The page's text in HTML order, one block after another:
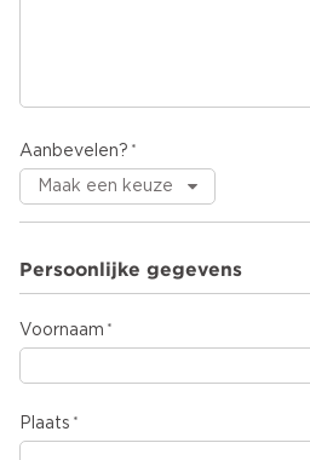
Aanbevelen?
Persoonlijke gegevens
Voornaam
Plaats